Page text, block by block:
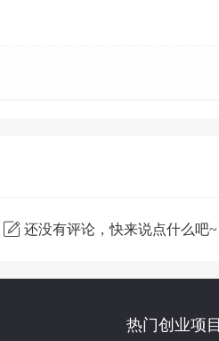
还没有评论，快来说点什么吧~
热门创业项目